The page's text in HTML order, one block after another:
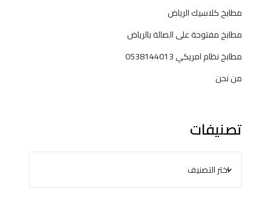
مطابخ كلاسيك الرياض
مطابخ مفتوحة على الصالة بالرياض
مطابخ نظام امريكي 0538144013
من نحن
تصنيفات